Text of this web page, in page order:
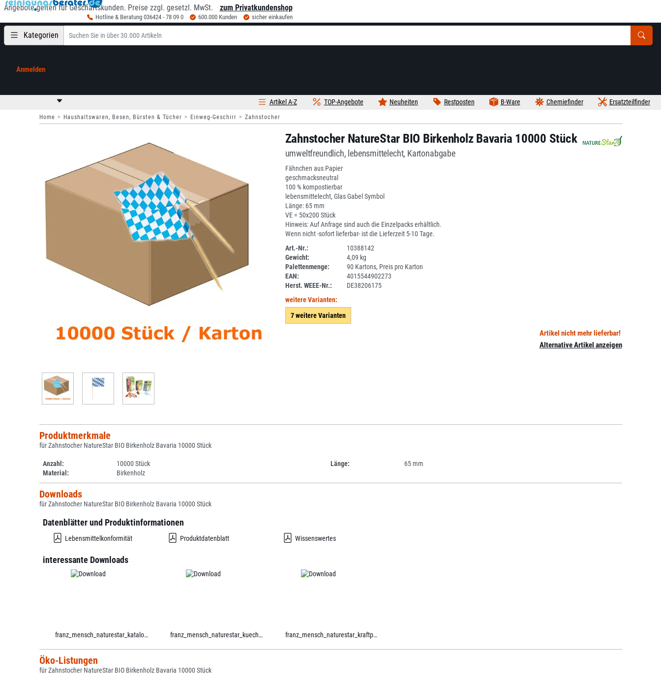
Angebote gelten für Geschäftskunden. Preise zzgl. gesetzl. MwSt. zum Privatkundenshop
Hotline & Beratung 036424 - 78 09 0 600.000 Kunden sicher einkaufen
Kategorien
Anmelden
Ersatzteilfinder
Chemiefinder
B-Ware
Restposten
Neuheiten
TOP-Angebote
Artikel A-Z
Home Haushaltswaren, Besen, Bürsten & Tücher Einweg-Geschirr Zahnstocher
Zahnstocher NatureStar BIO Birkenholz Bavaria 10000 Stück
umweltfreundlich, lebensmittelecht, Kartonabgabe
Fähnchen aus Papier
geschmacksneutral
100 % kompostierbar
lebensmittelecht, Glas Gabel Symbol
Länge: 65 mm
VE = 50x200 Stück
Hinweis: Auf Anfrage sind auch die Einzelpacks erhältlich.
Wenn nicht -sofort lieferbar- ist die Lieferzeit 5-10 Tage.
Art.-Nr.:
10388142
Gewicht:
4,09 kg
Palettenmenge:
90 Kartons, Preis pro Karton
EAN:
4015544902273
Herst. WEEE-Nr.:
DE38206175
weitere Varianten:
7 weitere Varianten
Artikel nicht mehr lieferbar!
Alternative Artikel anzeigen
Produktmerkmale
für Zahnstocher NatureStar BIO Birkenholz Bavaria 10000 Stück
Anzahl: 10000 Stück Länge:
65 mm
Material:
Birkenholz
Downloads
für Zahnstocher NatureStar BIO Birkenholz Bavaria 10000 Stück
Datenblätter und Produktinformationen
Lebensmittelkonformität Produktdatenblatt Wissenswertes
interessante Downloads
franz_mensch_naturestar_katalog.pdf franz_mensch_naturestar_kueche.pdf franz_mensch_naturestar_kraftpapier.pdf
Öko-Listungen
für Zahnstocher NatureStar BIO Birkenholz Bavaria 10000 Stück